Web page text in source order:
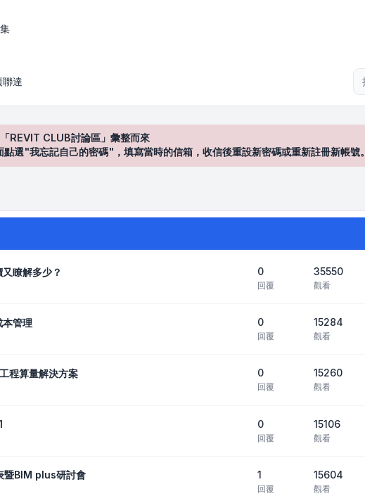
達
REVIT CLUB討論區」彙整而來
"我忘記自己的密碼"，填寫當時的信箱，收信後重設新密碼或重新註冊新帳號。
瞭解多少？ 0
回覆
35550
觀看
管理 0
回覆
15284
觀看
程算量解決方案 0
回覆
15260
觀看
0
回覆
15106
觀看
暨BIM plus研討會 1
回覆
15604
觀看